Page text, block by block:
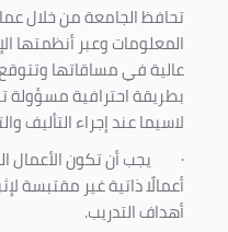
تحافظ الجامعة من خلال
المعلومات وعبر أنظمتها
عالية في مساقاتها
بطريقة احترافية مسؤولة
لاسيما عند إجراء التأليف
· يجب أن تكون الأعمال
أعمالًا ذاتية غير مقتبسة
أهداف التدريب.